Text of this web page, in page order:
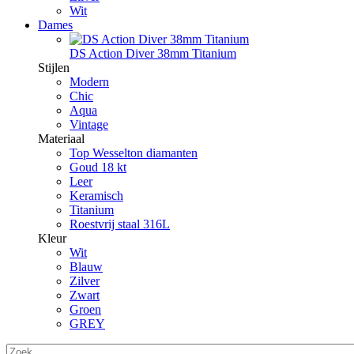
Wit
Dames
DS Action Diver 38mm Titanium
Stijlen
Modern
Chic
Aqua
Vintage
Materiaal
Top Wesselton diamanten
Goud 18 kt
Leer
Keramisch
Titanium
Roestvrij staal 316L
Kleur
Wit
Blauw
Zilver
Zwart
Groen
GREY